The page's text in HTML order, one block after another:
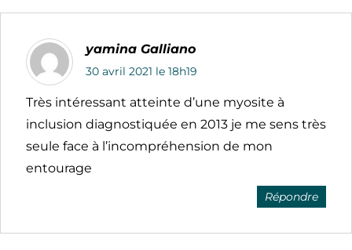
yamina Galliano
30 avril 2021 le 18h19
Très intéressant atteinte d’une myosite à
inclusion diagnostiquée en 2013 je me sens très
seule face à l’incompréhension de mon
entourage
Répondre